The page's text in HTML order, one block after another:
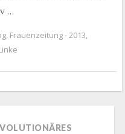
…
, Frauenzeitung - 2013,